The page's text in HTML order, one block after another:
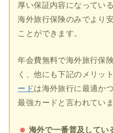
厚い保証内容になっている
海外旅行保険のみでより
ことができます。
年会費無料で海外旅行保
く、他にも下記のメリッ
ードは海外旅行に最適か
最強カードと言われていま
海外で一番普及してい